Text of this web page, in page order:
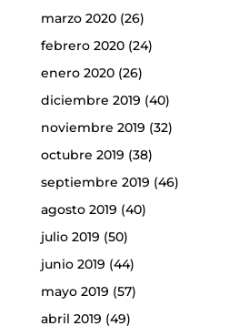
marzo 2020(26)
febrero 2020(24)
enero 2020(26)
diciembre 2019 (40)
noviembre 2019 (32)
octubre 2019 (38)
septiembre 2019 (46)
agosto 2019 (40)
julio 2019 (50)
junio 2019 (44)
mayo 2019 (57)
abril 2019 (49)